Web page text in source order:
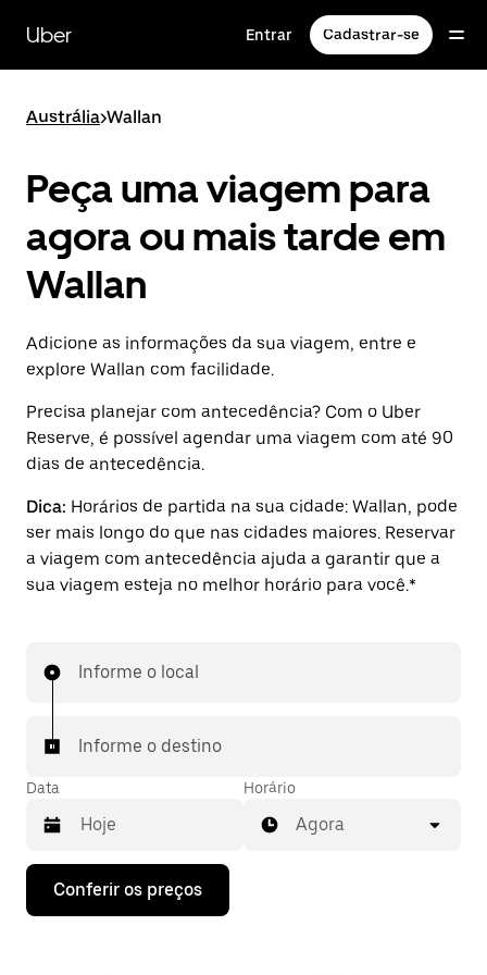
para
conteúdo
Uber Entrar Cadastrar-se
Austrália>Wallan
Peça uma viagem para
agora ou mais tarde em
Wallan
Adicione as informações da sua viagem, entre e
explore Wallan com facilidade.
Precisa planejar com antecedência? Com o Uber
Reserve, é possível agendar uma viagem com até 90
dias de antecedência.
Dica: Horários de partida na sua cidade: Wallan, pode
ser mais longo do que nas cidades maiores. Reservar
a viagem com antecedência ajuda a garantir que a
sua viagem esteja no melhor horário para você.*
Informe o local
Informe o destino
Data
Pressione
seta
Horário
Agora
Conferir os preços